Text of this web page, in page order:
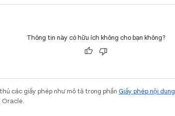
Thông tin này có hữu ích không cho bạn không?
các giấy phép như mô tả trong phần Giấy phép nội dung
Oracle.